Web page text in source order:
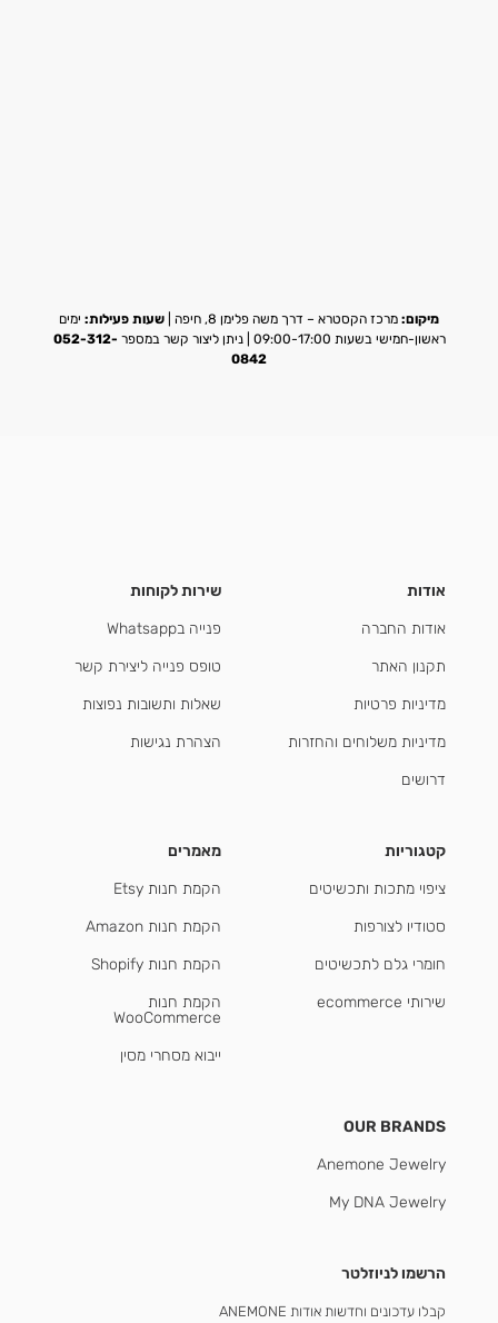
מיקום: מרכז הקסטרא – דרך משה פלימן 8, חיפה | שעות פעילות: ימים
ראשון-חמישי בשעות 09:00-17:00 | ניתן ליצור קשר במספר
052-312-
0842
אודות
אודות החברה
תקנון האתר
מדיניות פרטיות
מדיניות משלוחים והחזרות
דרושים
שירות לקוחות
פנייה בWhatsapp
טופס פנייה ליצירת קשר
שאלות ותשובות נפוצות
הצהרת נגישות
קטגוריות
ציפוי מתכות ותכשיטים
סטודיו לצורפות
חומרי גלם לתכשיטים
שירותי ecommerce
מאמרים
הקמת חנות Etsy
הקמת חנות Amazon
הקמת חנות Shopify
הקמת חנות
WooCommerce
ייבוא מסחרי מסין
OUR BRANDS
Anemone Jewelry
My DNA Jewelry
הרשמו לניוזלטר
קבלו עדכונים וחדשות אודות ANEMONE